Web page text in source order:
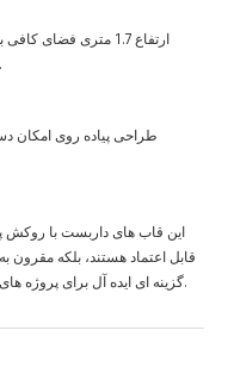
ارتفاع 1.7 متری
کارگران
طراحی پیاده روی امکان
این قاب های داربست با روکش
قابل اعتماد هستند، بلکه مقرون
گزینه ای ایده آل برای پروژه های ساختمانی تبدیل می کند.